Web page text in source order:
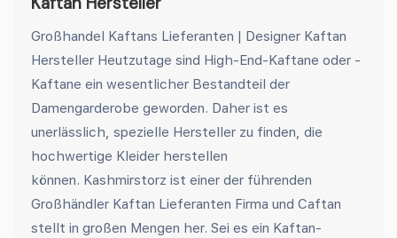
Großhandel Kaftans Lieferanten | Designer Kaftan
Hersteller Heutzutage sind High-End-Kaftane oder -
Kaftane ein wesentlicher Bestandteil der
Damengarderobe geworden. Daher ist es
unerlässlich, spezielle Hersteller zu finden, die
hochwertige Kleider herstellen
können. Kashmirstorz ist einer der führenden
Großhändler Kaftan Lieferanten Firma und Caftan
stellt in großen Mengen her. Sei es ein Kaftan-